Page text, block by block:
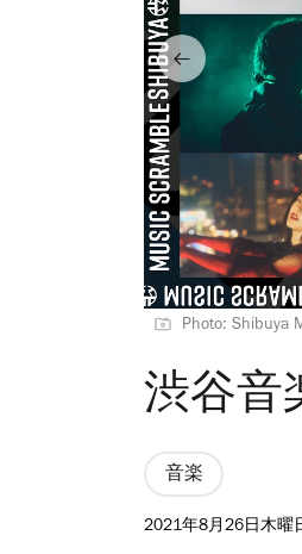
Photo: Shibuya
渋谷音
音楽
2021年8月26日木曜